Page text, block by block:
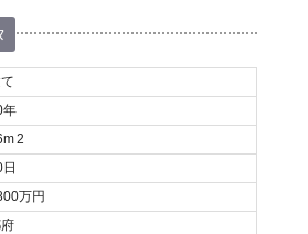
年
2
万円